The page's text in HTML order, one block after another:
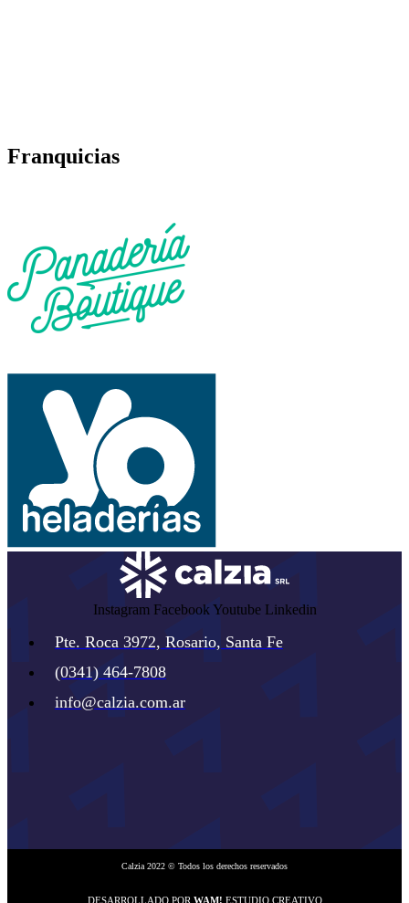
Franquicias
Instagram Facebook Youtube Linkedin
Pte. Roca 3972, Rosario, Santa Fe
(0341) 464-7808
info@calzia.com.ar
Calzia 2022 © Todos los derechos reservados
DESARROLLADO POR WAM! ESTUDIO CREATIVO